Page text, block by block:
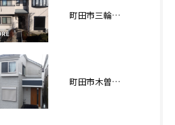
町田市三輪緑山Ｋ様邸 外壁・屋根塗装工事
町田市木曽西Ｉ様邸 外壁塗装工事